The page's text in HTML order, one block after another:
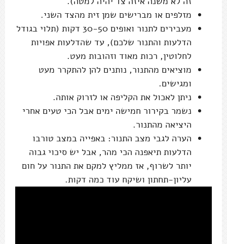
מזלפים או מברישים שמן זית מהצד השני.
מעבירים לתנור ואופים 30-50 דקות (תלוי בגודל
הדלעות והתנור שלכם), עד שהדלעות אפויות
לחלוטין, רכות מאוד וזהובות מעט.
מוציאים מהתנור, נותנים להן להתקרר מעט
ומגישים.
ניתן לאכול את הקליפה או לזרוק אותה.
נשמר בקירור חמישה ימים אבל הכי טעים אחרי
היציאה מהתנור.
הערה לגבי מצב התנור: באפייה במצב טורבו
הדלעות תיאפנה הכי מהר, אבל יש סיכוי גבוה
יותר לשרוף, אז ממליץ למקם את התנור על חום
עליון-תחתון ושיקח עוד כמה דקות.